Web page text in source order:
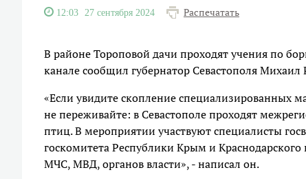
12:03 27 сентября 2024 Распечатать
В районе Тороповой дачи проходят учения по
канале сообщил губернатор Севастополя Михаил
«Если увидите скопление
не переживайте: в Севастополе проходят
птиц. В мероприятии участвуют специалисты
госкомитета Республики Крым и Краснодарского
МЧС, МВД, органов власти», - написал он.